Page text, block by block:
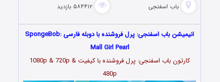
باب اسفنجی ۵۸۴۴۱۲ بازدید
انیمیشن باب اسفنجی: پرل فروشنده با دوبله فارسی SpongeBob:
Mall Girl Pearl
کارتون باب اسفنجی: پرل فروشنده با کیفیت 1080p & 720p &
480p